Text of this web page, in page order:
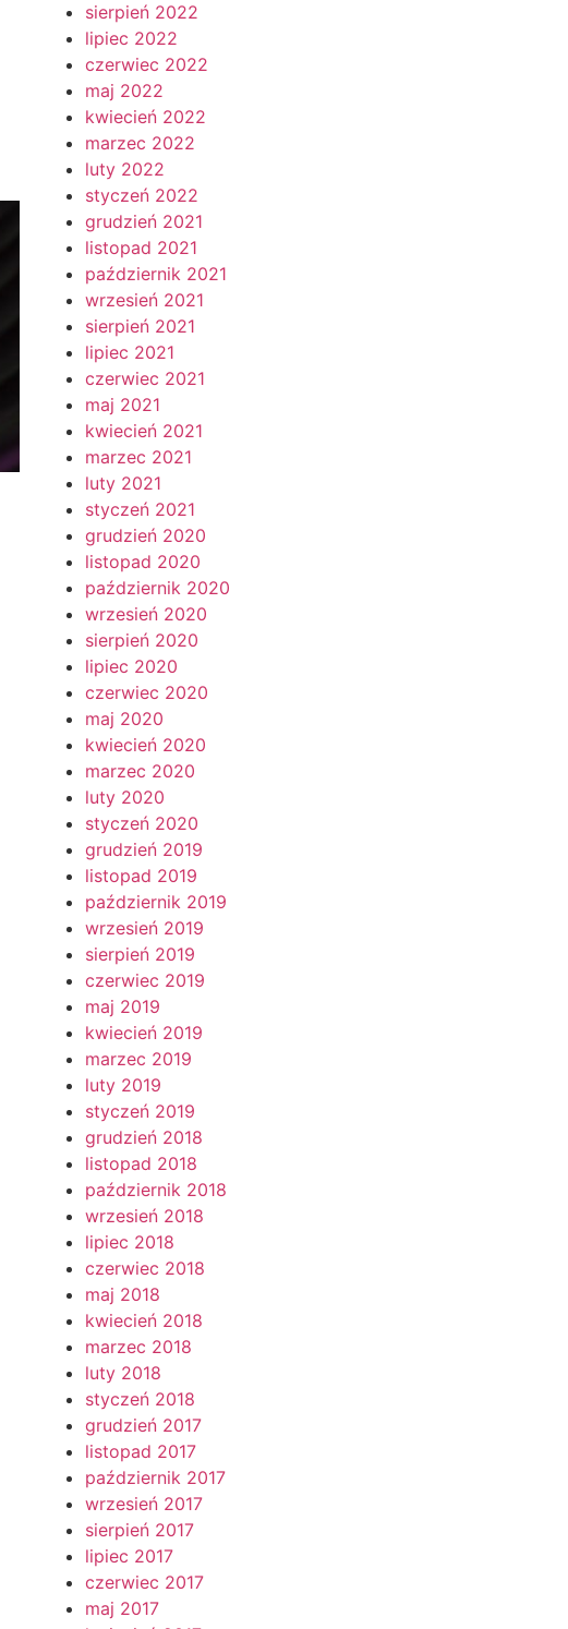
sierpień 2022
lipiec 2022
czerwiec 2022
maj 2022
kwiecień 2022
marzec 2022
luty 2022
styczeń 2022
grudzień 2021
listopad 2021
październik 2021
wrzesień 2021
sierpień 2021
lipiec 2021
czerwiec 2021
maj 2021
kwiecień 2021
marzec 2021
luty 2021
styczeń 2021
grudzień 2020
listopad 2020
październik 2020
wrzesień 2020
sierpień 2020
lipiec 2020
czerwiec 2020
maj 2020
kwiecień 2020
marzec 2020
luty 2020
styczeń 2020
grudzień 2019
listopad 2019
październik 2019
wrzesień 2019
sierpień 2019
czerwiec 2019
maj 2019
kwiecień 2019
marzec 2019
luty 2019
styczeń 2019
grudzień 2018
listopad 2018
październik 2018
wrzesień 2018
lipiec 2018
czerwiec 2018
maj 2018
kwiecień 2018
marzec 2018
luty 2018
styczeń 2018
grudzień 2017
listopad 2017
październik 2017
wrzesień 2017
sierpień 2017
lipiec 2017
czerwiec 2017
maj 2017